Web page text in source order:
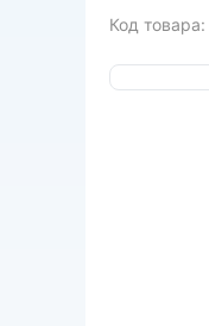
Код товара: